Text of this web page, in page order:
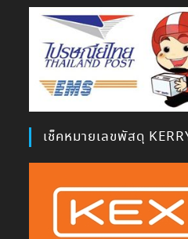
เช็คหมายเลขพัสดุ